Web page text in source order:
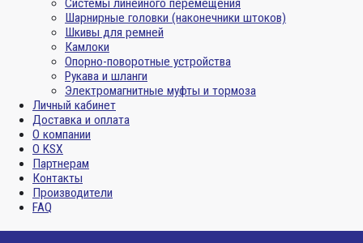
Шарнирные головки (наконечники штоков)
Шкивы для ремней
Камлоки
Опорно-поворотные устройства
Рукава и шланги
Электромагнитные муфты и тормоза
Личный кабинет
Доставка и оплата
О компании
О KSX
Партнерам
Контакты
Производители
FAQ